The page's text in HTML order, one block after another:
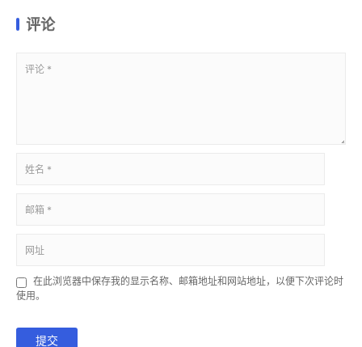
评论
在此浏览器中保存我的显示名称、邮箱地址和网站地址，以便下次评论时
使用。
提交